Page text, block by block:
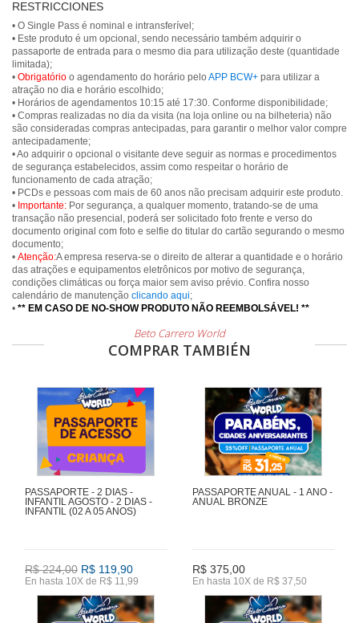
RESTRICCIONES
• O Single Pass é nominal e intransferível;
• Este produto é um opcional, sendo necessário também adquirir o
passaporte de entrada para o mesmo dia para utilização deste (quantidade
limitada);
• Obrigatório o agendamento do horário pelo APP BCW+ para utilizar a
atração no dia e horário escolhido;
• Horários de agendamentos 10:15 até 17:30. Conforme disponibilidade;
• Compras realizadas no dia da visita (na loja online ou na bilheteria) não
são consideradas compras antecipadas, para garantir o melhor valor compre
antecipadamente;
• Ao adquirir o opcional o visitante deve seguir as normas e procedimentos
de segurança estabelecidos, assim como respeitar o horário de
funcionamento de cada atração;
• PCDs e pessoas com mais de 60 anos não precisam adquirir este produto.
• Importante: Por segurança, a qualquer momento, tratando-se de uma
transação não presencial, poderá ser solicitado foto frente e verso do
documento original com foto e selfie do titular do cartão segurando o mesmo
documento;
• Atenção:A empresa reserva-se o direito de alterar a quantidade e o horário
das atrações e equipamentos eletrônicos por motivo de segurança,
condições climáticas ou força maior sem aviso prévio. Confira nosso
calendário de manutenção clicando aqui;
• ** EM CASO DE NO-SHOW PRODUTO NÃO REEMBOLSÁVEL! **
Beto Carrero World
COMPRAR TAMBIÉN
PASSAPORTE - 2 DIAS -
INFANTIL AGOSTO - 2 DIAS -
INFANTIL (02 A 05 ANOS)
R$ 224,00 R$ 119,90
En hasta 10X de R$ 11,99
PASSAPORTE ANUAL - 1 ANO -
ANUAL BRONZE
R$ 375,00
En hasta 10X de R$ 37,50